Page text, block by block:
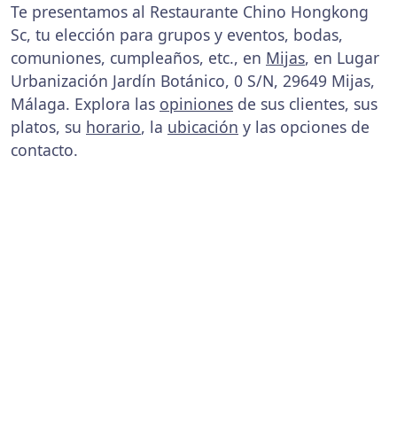
Te presentamos al Restaurante Chino Hongkong
Sc, tu elección para grupos y eventos, bodas,
comuniones, cumpleaños, etc., en Mijas, en Lugar
Urbanización Jardín Botánico, 0 S/N, 29649 Mijas,
Málaga. Explora las opiniones de sus clientes, sus
platos, su horario, la ubicación y las opciones de
contacto.